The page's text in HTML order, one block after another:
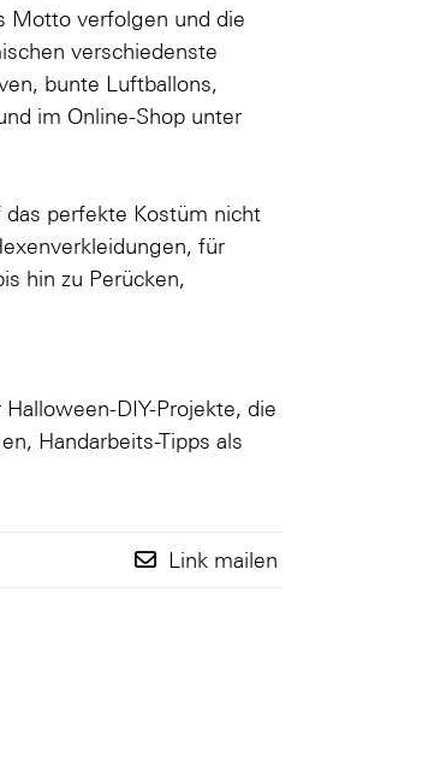
Motto verfolgen und die
verschiedenste
bunte Luftballons,
im Online-Shop unter
perfekte Kostüm nicht
für
hin zu Perücken,
DIY-Projekte, die
, Handarbeits-Tipps als
Link mailen